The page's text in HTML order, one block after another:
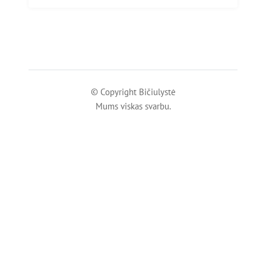
© Copyright Bičiulystė
Mums viskas svarbu.